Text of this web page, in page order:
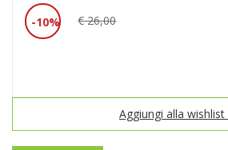
10% € 26,00
Aggiungi alla wishlist